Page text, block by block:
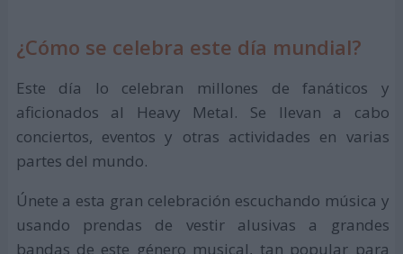
¿Cómo se celebra este día mundial?
Este día lo celebran millones de fanáticos y
aficionados al Heavy Metal. Se llevan a cabo
conciertos, eventos y otras actividades en varias
partes del mundo.
Únete a esta gran celebración escuchando música y
usando prendas de vestir alusivas a grandes
bandas de este género musical, tan popular para